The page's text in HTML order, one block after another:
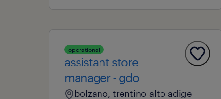
operational
assistant store
manager - gdo
bolzano, trentino-alto adige